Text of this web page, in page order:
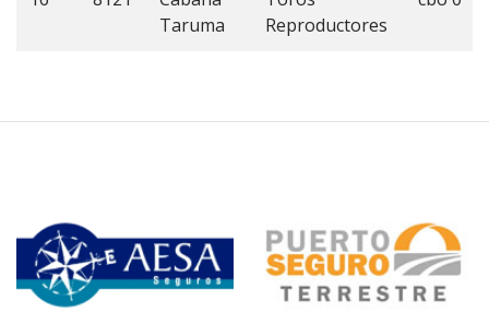
Taruma
Reproductores